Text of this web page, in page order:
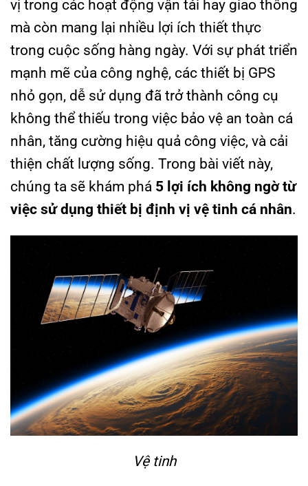
vị trong các hoạt động vận tải hay giao thông
mà còn mang lại nhiều lợi ích thiết thực
trong cuộc sống hàng ngày. Với sự phát triển
mạnh mẽ của công nghệ, các thiết bị GPS
nhỏ gọn, dễ sử dụng đã trở thành công cụ
không thể thiếu trong việc bảo vệ an toàn cá
nhân, tăng cường hiệu quả công việc, và cải
thiện chất lượng sống. Trong bài viết này,
chúng ta sẽ khám phá 5 lợi ích không ngờ từ
việc sử dụng thiết bị định vị vệ tinh cá nhân.
Vệ tinh